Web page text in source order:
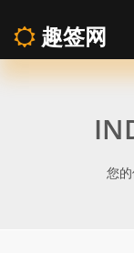
符
趣签网
您的